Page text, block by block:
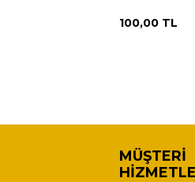
100,00 TL
MÜŞTERI